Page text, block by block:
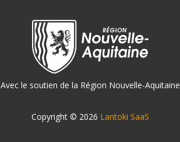
Avec le soutien de la Région Nouvelle-Aquitaine
Copyright © 2026 Lantoki SaaS